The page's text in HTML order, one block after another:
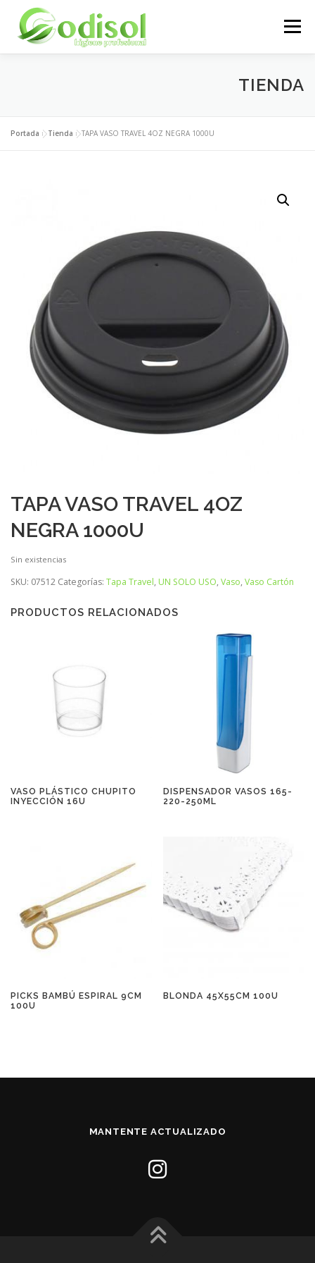
contenido
Menú
ÁREA CLIENTES CONTACTO
TIENDA
Portada »Tienda »TAPA VASO TRAVEL 4OZ NEGRA 1000U
TAPA VASO TRAVEL 4OZ
NEGRA 1000U
Sin existencias
SKU: 07512 Categorías: Tapa Travel, UN SOLO USO, Vaso, Vaso Cartón
PRODUCTOS RELACIONADOS
VASO PLÁSTICO CHUPITO
INYECCIÓN 16U
DISPENSADOR VASOS 165-
220-250ML
PICKS BAMBÚ ESPIRAL 9CM
100U
BLONDA 45X55CM 100U
MANTENTE ACTUALIZADO